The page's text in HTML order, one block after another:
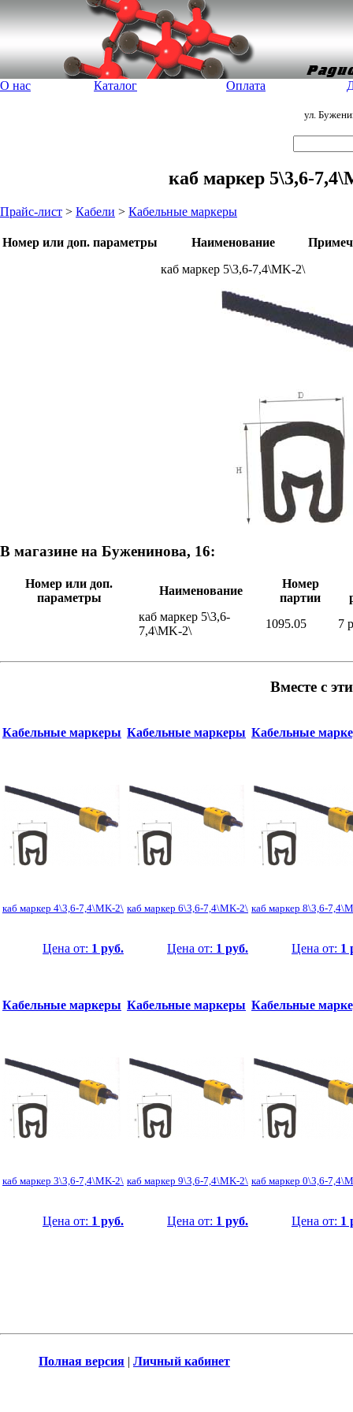
О нас Каталог Оплата
ул.
каб маркер 5\3,6-
Прайс-лист > Кабели > Кабельные маркеры
Номер или доп. параметры Наименование
каб маркер 5\3,6-7,4\MK-2\
В магазине на Буженинова, 16:
Номер или доп.
параметры
Наименование
Номер
партии
каб маркер 5\3,6-
7,4\MK-2\
1095.05 7
Вместе с
Кабельные маркеры
каб маркер 4\3,6-7,4\MK-2\
Цена от: 1 руб.
Кабельные маркеры
каб маркер 6\3,6-7,4\MK-2\
Цена от: 1 руб.
Кабельные
каб маркер 8\3,6-
Цена от: 1
Кабельные маркеры
каб маркер 3\3,6-7,4\MK-2\
Цена от: 1 руб.
Кабельные маркеры
каб маркер 9\3,6-7,4\MK-2\
Цена от: 1 руб.
Кабельные
каб маркер 0\3,6-
Цена от: 1
Полная версия | Личный кабинет